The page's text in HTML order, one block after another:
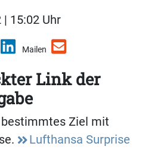
| 15:02 Uhr
Mailen
Link der
Ziel mit
Lufthansa Surprise